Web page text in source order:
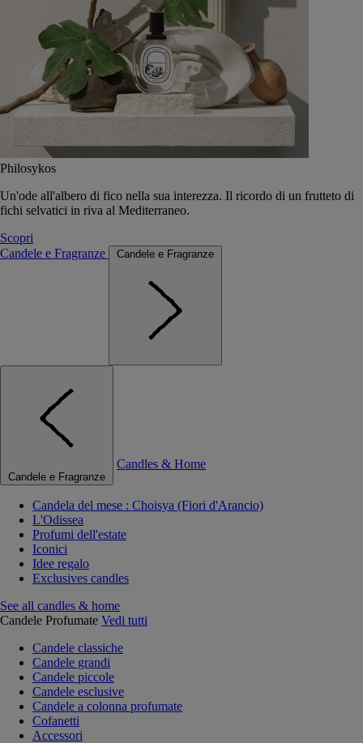
Philosykos
Un'ode all'albero di fico nella sua interezza. Il ricordo di un frutteto di
fichi selvatici in riva al Mediterraneo.
Scopri
Candele e Fragranze
Candele e Fragranze
Candele e Fragranze
Candles & Home
Candela del mese : Choisya (Fiori d'Arancio)
L'Odissea
Profumi dell'estate
Iconici
Idee regalo
Exclusives candles
See all candles & home
Candele Profumate Vedi tutti
Candele classiche
Candele grandi
Candele piccole
Candele esclusive
Candele a colonna profumate
Cofanetti
Accessori